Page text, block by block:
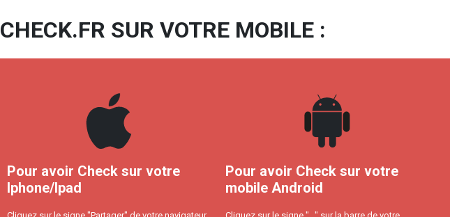
CHECK.FR SUR VOTRE MOBILE :
Pour avoir Check sur votre
Iphone/Ipad
Pour avoir Check sur votre
mobile Android